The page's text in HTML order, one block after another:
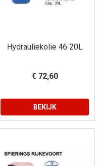
Hydrauliekolie 46 20L
€ 72,60
BEKIJK